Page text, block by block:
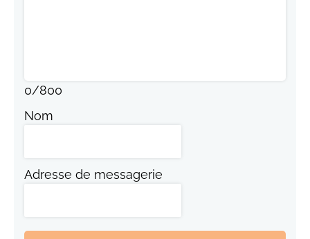
0/800
Nom
Adresse de messagerie